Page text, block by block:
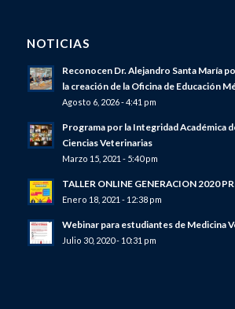
NOTICIAS
Reconocen Dr. Alejandro Santa María
la creación de la Oficina de Educación
Agosto 6, 2026 - 4:41 pm
Programa por la Integridad Académica
Ciencias Veterinarias
Marzo 15, 2021 - 5:40 pm
TALLER ONLINE GENERACION 2020
Enero 18, 2021 - 12:38 pm
Webinar para estudiantes de Medicina
Julio 30, 2020 - 10:31 pm